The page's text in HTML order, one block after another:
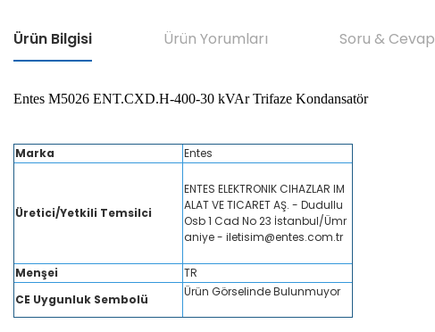
Ürün Bilgisi Ürün Yorumları Soru & Cevap
Entes M5026 ENT.CXD.H-400-30 kVAr Trifaze Kondansatör
Marka Entes
Üretici/Yetkili Temsilci
ENTES ELEKTRONIK CIHAZLAR IM
ALAT VE TICARET AŞ. - Dudullu
Osb 1 Cad No 23 İstanbul/Ümr
aniye - iletisim@entes.com.tr
Menşei
TR
CE Uygunluk Sembolü
Ürün Görselinde Bulunmuyor